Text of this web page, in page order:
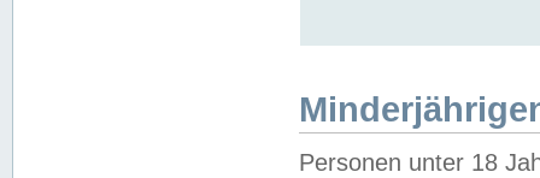
Personen unter 18